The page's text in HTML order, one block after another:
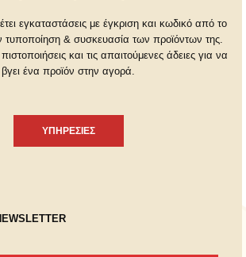
εγκαταστάσεις με έγκριση και κωδικό από το
τυποποίηση & συσκευασία των προϊόντων της.
και τις απαιτούμενες άδειες για να
βγει ένα προϊόν στην αγορά.
ΥΠΗΡΕΣΙΕΣ